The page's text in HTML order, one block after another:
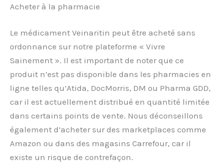
Acheter à la pharmacie
Le médicament Veinaritin peut être acheté sans
ordonnance sur notre plateforme « Vivre
Sainement ». Il est important de noter que ce
produit n’est pas disponible dans les pharmacies en
ligne telles qu’Atida, DocMorris, DM ou Pharma GDD,
car il est actuellement distribué en quantité limitée
dans certains points de vente. Nous déconseillons
également d’acheter sur des marketplaces comme
Amazon ou dans des magasins Carrefour, car il
existe un risque de contrefaçon.